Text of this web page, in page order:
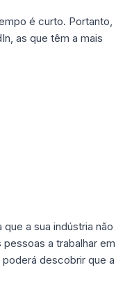
é curto. Portanto,
as que têm a mais
a sua indústria não
a trabalhar em
descobrir que a